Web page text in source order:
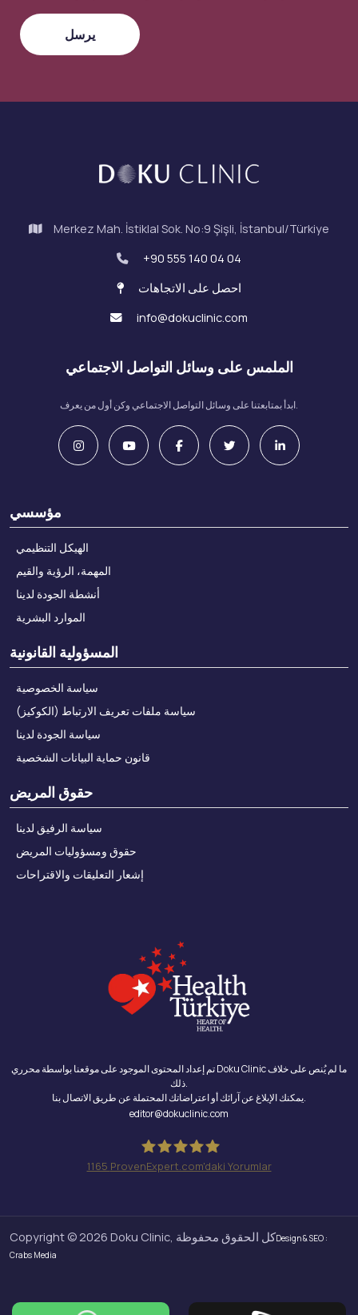
Merkez Mah. İstiklal Sok. No:9 Şişli, İstanbul/Türkiye
+90 555 140 04 04
احصل على الاتجاهات
info@dokuclinic.com
الملمس على وسائل التواصل الاجتماعي
ابدأ بمتابعتنا على وسائل التواصل الاجتماعي وكن أول من يعرف.
مؤسسي
الهيكل التنظيمي
المهمة، الرؤية والقيم
أنشطة الجودة لدينا
الموارد البشرية
المسؤولية القانونية
سياسة الخصوصية
سياسة ملفات تعريف الارتباط (الكوكيز)
سياسة الجودة لدينا
قانون حماية البيانات الشخصية
حقوق المريض
سياسة الرفيق لدينا
حقوق ومسؤوليات المريض
إشعار التعليقات والاقتراحات
تم إعداد المحتوى الموجود على موقعنا بواسطة محرري Doku Clinic ما لم يُنص على خلاف
ذلك.
يمكنك الإبلاغ عن آرائك أو اعتراضاتك المحتملة عن طريق الاتصال بنا.
editor@dokuclinic.com
1165 ProvenExpert.com'daki Yorumlar
Copyright © 2026 Doku Clinic, كل الحقوق محفوظةDesign & SEO :
Crabs Media